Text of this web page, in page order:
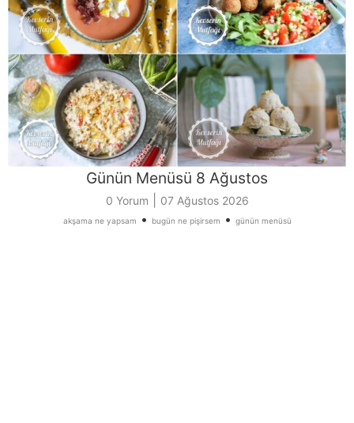
Günün Menüsü 8 Ağustos
0 Yorum 07 Ağustos 2026
akşama ne yapsam • bugün ne pişirsem • günün menüsü